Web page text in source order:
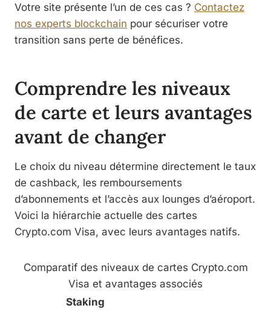
Votre site présente l’un de ces cas ? Contactez
nos experts blockchain pour sécuriser votre
transition sans perte de bénéfices.
Comprendre les niveaux
de carte et leurs avantages
avant de changer
Le choix du niveau détermine directement le taux
de cashback, les remboursements
d’abonnements et l’accès aux lounges d’aéroport.
Voici la hiérarchie actuelle des cartes
Crypto.com Visa, avec leurs avantages natifs.
Comparatif des niveaux de cartes Crypto.com
Visa et avantages associés
Staking